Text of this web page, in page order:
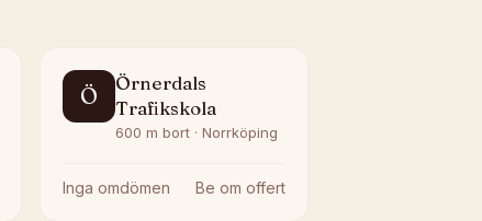
Ö
Örnerdals
Trafikskola
600 m bort · Norrköping
Inga omdömen Be om offert